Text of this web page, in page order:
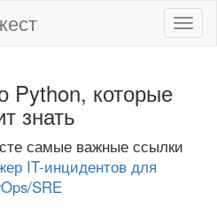
Python, которые
знать
самые важные ссылки
IT-инцидентов для
SRE